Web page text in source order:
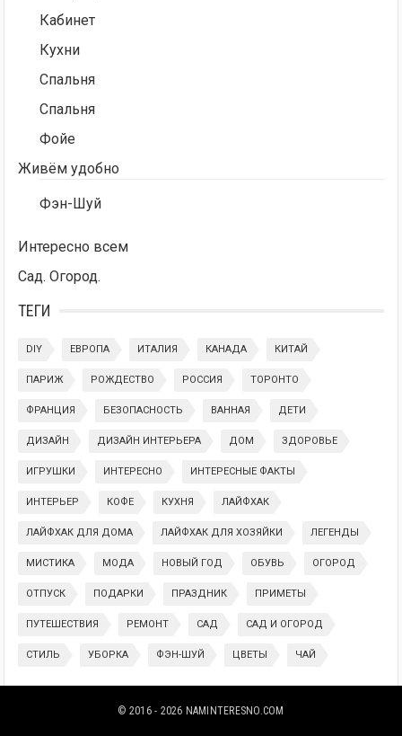
Кабинет
Кухни
Спальня
Спальня
Фойе
Живём удобно
Фэн-Шуй
Интересно всем
Сад. Огород.
ТЕГИ
DIY ЕВРОПА ИТАЛИЯ КАНАДА КИТАЙ
ПАРИЖ РОЖДЕСТВО РОССИЯ ТОРОНТО
ФРАНЦИЯ БЕЗОПАСНОСТЬ ВАННАЯ ДЕТИ
ДИЗАЙН ДИЗАЙН ИНТЕРЬЕРА ДОМ ЗДОРОВЬЕ
ИГРУШКИ ИНТЕРЕСНО ИНТЕРЕСНЫЕ ФАКТЫ
ИНТЕРЬЕР КОФЕ КУХНЯ ЛАЙФХАК
ЛАЙФХАК ДЛЯ ДОМА ЛАЙФХАК ДЛЯ ХОЗЯЙКИ ЛЕГЕНДЫ
МИСТИКА МОДА НОВЫЙ ГОД ОБУВЬ ОГОРОД
ОТПУСК ПОДАРКИ ПРАЗДНИК ПРИМЕТЫ
ПУТЕШЕСТВИЯ РЕМОНТ САД САД И ОГОРОД
СТИЛЬ УБОРКА ФЭН-ШУЙ ЦВЕТЫ ЧАЙ
© 2016 - 2026 NAMINTERESNO.COM